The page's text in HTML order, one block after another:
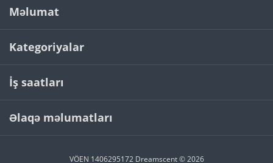
Məlumat
Kategoriyalar
İş saatları
Əlaqə məlumatları
VÖEN 1406295172 Dreamscent © 2026